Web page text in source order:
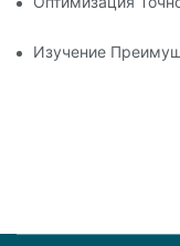
Изучение